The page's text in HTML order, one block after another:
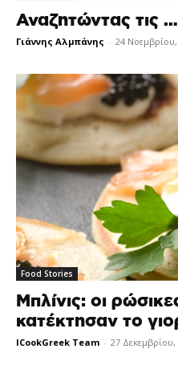
Αναζητώντας τις
Γιάννης Αλμπάνης - 24
Food Stories
Μπλίνις: οι
κατέκτησαν το
ICookGreek Team - 27 Δεκεμβρίου,